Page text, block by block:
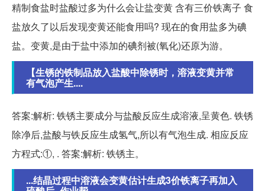
精制食盐时盐酸过多为什么会让盐变黄 含有三价铁离子 食
盐放久了以后发现变黄还能食用吗? 现在的食用盐多为碘
盐。变黄,是由于盐中添加的碘剂被(氧化)还原为游。
【生锈的铁制品放入盐酸中除锈时，溶液变黄并常
有气泡产生....
答案:解析: 铁锈主要成分与盐酸反应生成溶液,呈黄色. 铁锈
除净后,盐酸与铁反应生成氢气,所以有气泡生成. 相应反应
方程式:①, . 答案:解析: 铁锈主。
...结晶过程中溶液会变黄估计生成3价铁离子再加入